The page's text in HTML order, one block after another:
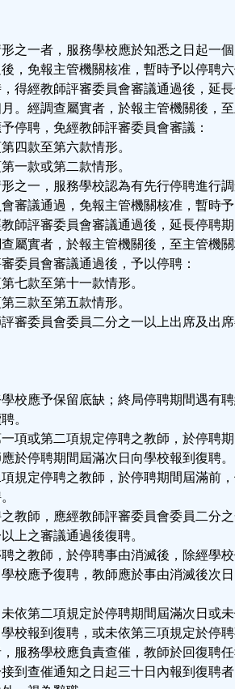
之一者，服務學校應於知悉之日起一
，免報主管機關核准，暫時予以停聘
得經教師評審委員會審議通過後，延
。經調查屬實者，於報主管機關後，
停聘，免經教師評審委員會審議：
四款至第六款情形。
一款或第二款情形。
之一，服務學校認為有先行停聘進行
會審議通過，免報主管機關核准，暫時
師評審委員會審議通過後，延長停聘
屬實者，於報主管機關後，至主管機
委員會審議通過後，予以停聘：
七款至第十一款情形。
三款至第五款情形。
審委員會委員二分之一以上出席及出
校應予保留底缺；終局停聘期間遇有
。
項或第二項規定停聘之教師，於停聘
於停聘期間屆滿次日向學校報到復聘。
規定停聘之教師，於停聘期間屆滿前
教師，應經教師評審委員會委員二分
上之審議通過後復聘。
之教師，於停聘事由消滅後，除經學
校應予復聘，教師應於事由消滅後次
依第二項規定於停聘期間屆滿次日或
校報到復聘，或未依第三項規定於停
服務學校應負責查催，教師於回復聘
到查催通知之日起三十日內報到復聘